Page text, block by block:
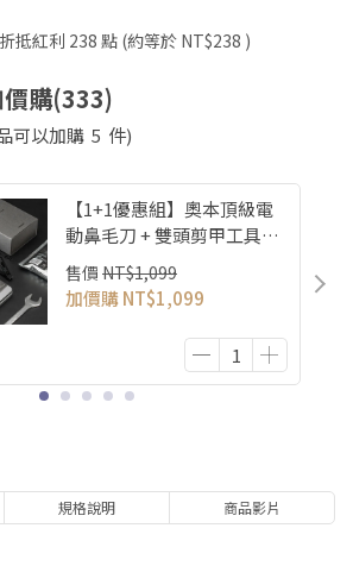
抵紅利 238 點 (約等於 NT$238 )
購(333)
可以加購 5 件)
【1+1優惠組】奧本頂級電
動鼻毛刀 + 雙頭剪甲工具組
(MB-041B+CT-01)
售價 NT$1,099
加價購NT$1,099
規格說明 商品影片